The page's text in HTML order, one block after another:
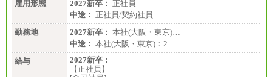
■(株)JTBパブリッシング ※2027年新卒募集終了
総合職 月給241,000円
中途：
①月給227,000円以上
②月給212,000円以上
③月給172,500円以上
④月給23万円～37万円
雇用形態
2027新卒： 正社員
中途： 正社員/契約社員
勤務地
2027新卒： 本社(大阪・東京)…
中途： 本社(大阪・東京)：2…
給与
2027新卒：
【正社員】